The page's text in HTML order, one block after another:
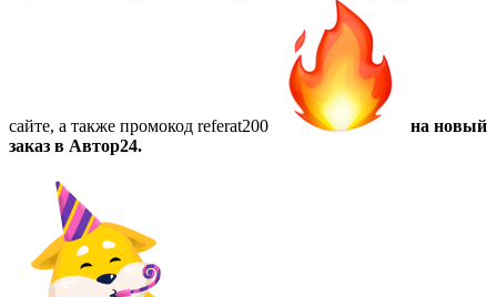
сайте, а также промокод referat200
на новый
заказ в Автор24.